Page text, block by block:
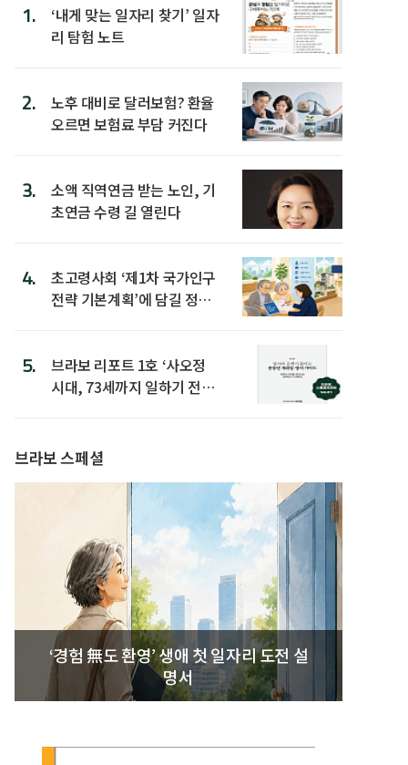
1.
‘내게 맞는 일자리 찾기’ 일자
리 탐험 노트
2.
노후 대비로 달러보험? 환율
오르면 보험료 부담 커진다
3.
소액 직역연금 받는 노인, 기
초연금 수령 길 열린다
4.
초고령사회 ‘제1차 국가인구
전략 기본계획’에 담길 정책
5.
브라보 리포트 1호 ‘사오정
시대, 73세까지 일하기 전략’
브라보 스페셜
‘경험 無도 환영’ 생애 첫 일자리 도전 설
명서